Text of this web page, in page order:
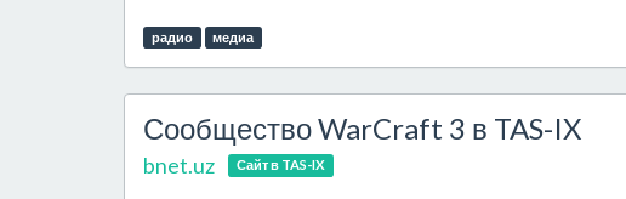
радио медиа
Сообщество WarCraft 3 в TAS-IX
bnet.uz Сайт в TAS-IX